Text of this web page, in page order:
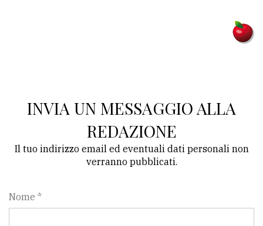
INVIA UN MESSAGGIO ALLA
REDAZIONE
Il tuo indirizzo email ed eventuali dati personali non
verranno pubblicati.
Nome *